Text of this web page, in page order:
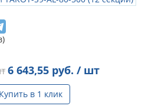
6 643,55руб. / шт
Купить в 1 клик